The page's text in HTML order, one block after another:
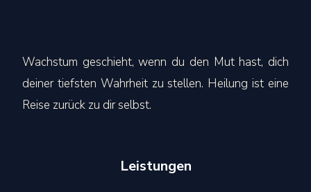
Wachstum geschieht, wenn du den Mut hast, dich
deiner tiefsten Wahrheit zu stellen. Heilung ist eine
Reise zurück zu dir selbst.
Leistungen